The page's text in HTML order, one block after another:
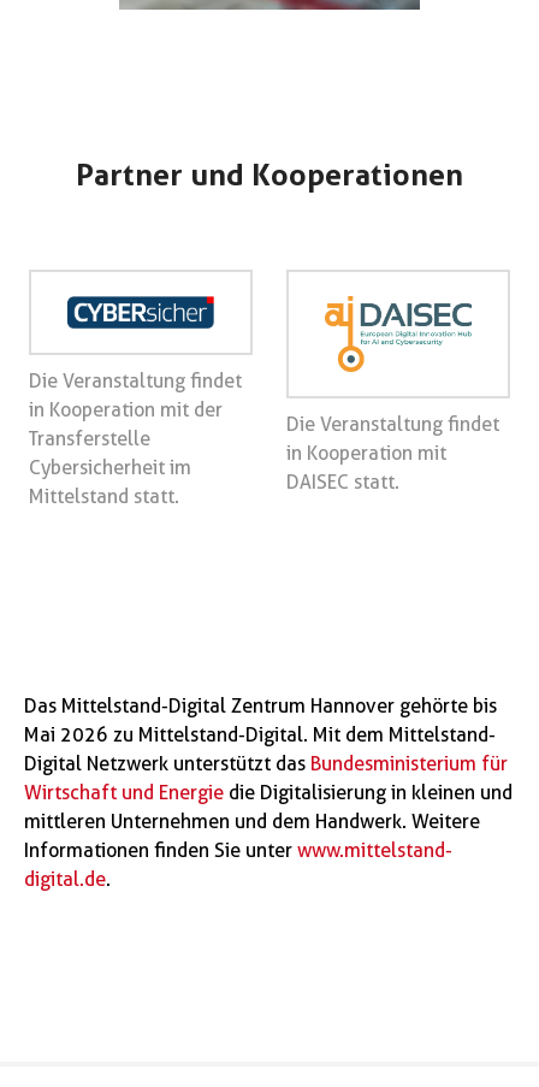
Partner und Kooperationen
Die Veranstaltung findet
in Kooperation mit der
Transferstelle
Cybersicherheit im
Mittelstand statt.
Die Veranstaltung findet
in Kooperation mit
DAISEC statt.
Das Mittelstand-Digital Zentrum Hannover gehörte bis
Mai 2026 zu Mittelstand-Digital. Mit dem Mittelstand-
Digital Netzwerk unterstützt das Bundesministerium für
Wirtschaft und Energie die Digitalisierung in kleinen und
mittleren Unternehmen und dem Handwerk. Weitere
Informationen finden Sie unter www.mittelstand-
digital.de.